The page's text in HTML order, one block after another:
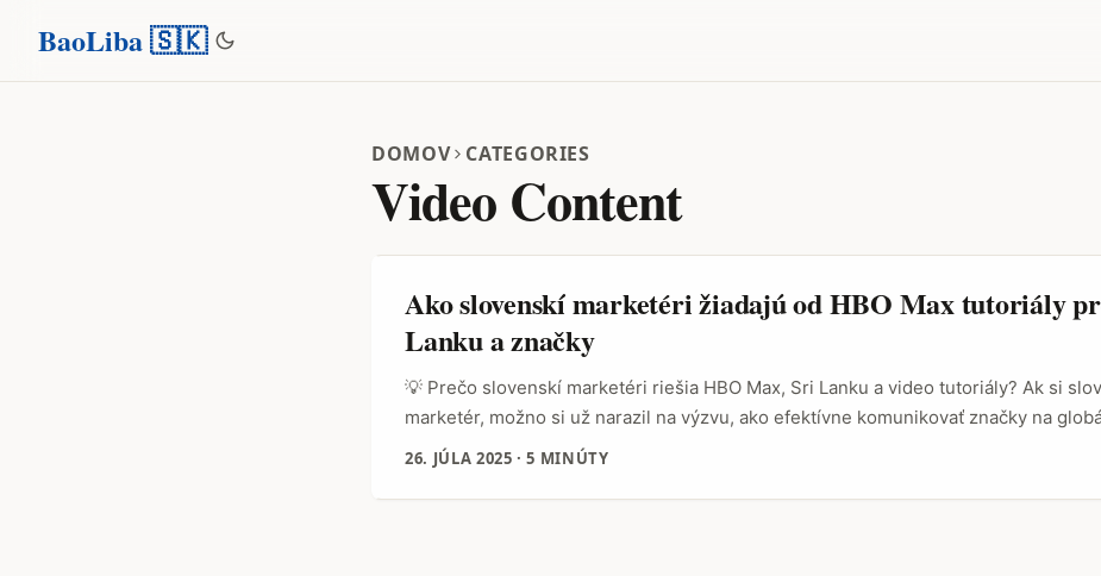
BaoLiba 🇸🇰
DOMOV CATEGORIES
Video Content
Ako slovenskí marketéri žiadajú od HBO Max tutoriály
Lanku a značky
💡 Prečo slovenskí marketéri riešia HBO Max, Sri Lanku a video tutoriály? Ak si
marketér, možno si už narazil na výzvu, ako efektívne komunikovať značky na
platformách ako HBO Max – a to nielen pre domáci trh. Sri Lanka je príkladom
manažéri a tvorcovia obsahu začali zaujímať o to, ako presne žiadať od HBO Max
26. JÚLA 2025 ·5 MINÚTY